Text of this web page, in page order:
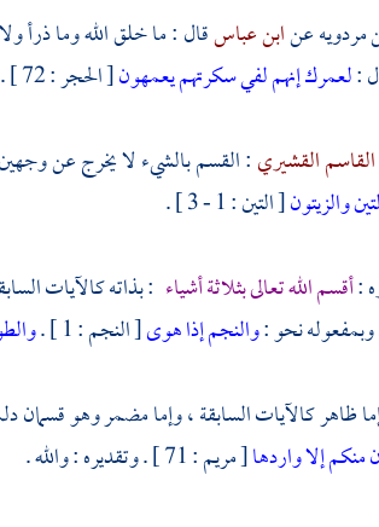
مردويهعنابن عباسقال : ما خلق الله وما ذرأ
:لعمرك إنهم لفي سكرتهم يعمهون[ الحجر : 72 ] .
القشيري: القسم بالشيء لا يخرج عن
والزيتون[ التين : 1 - 3 ] .
:أقسم الله تعالى بثلاثة أشياء : بذاته كالآيات
والنجم إذا هوى[ النجم : 1 ] .
ظاهر كالآيات السابقة ، وإما مضمر وهو قسمان
منكم إلا واردها[ مريم : 71 ] . وتقديره : والله .